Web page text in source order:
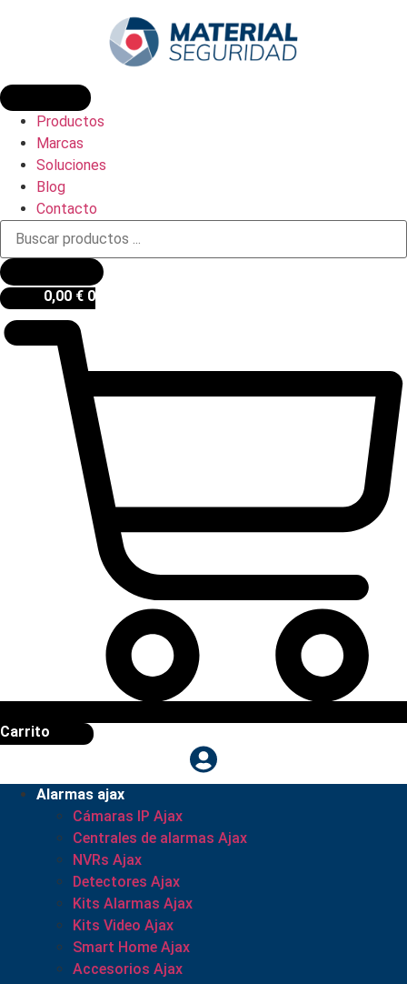
Productos
Marcas
Soluciones
Blog
Contacto
Búsqueda
productos
0,00 € 0
Carrito
Alarmas ajax
Cámaras IP Ajax
Centrales de alarmas Ajax
NVRs Ajax
Detectores Ajax
Kits Alarmas Ajax
Kits Video Ajax
Smart Home Ajax
Accesorios Ajax